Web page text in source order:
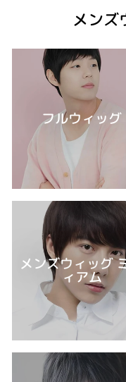
メンズ
フルウィッグ
メンズウィッグ
ィアム